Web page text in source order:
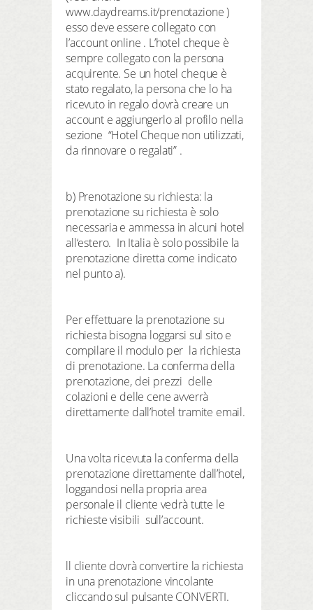
www.daydreams.it/prenotazione )
esso deve essere collegato con
l’account online . L’hotel cheque è
sempre collegato con la persona
acquirente. Se un hotel cheque è
stato regalato, la persona che lo ha
ricevuto in regalo dovrà creare un
account e aggiungerlo al profilo nella
sezione “Hotel Cheque non utilizzati,
da rinnovare o regalati” .
b) Prenotazione su richiesta: la
prenotazione su richiesta è solo
necessaria e ammessa in alcuni hotel
all‘estero. In Italia è solo possibile la
prenotazione diretta come indicato
nel punto a).
Per effettuare la prenotazione su
richiesta bisogna loggarsi sul sito e
compilare il modulo per la richiesta
di prenotazione. La conferma della
prenotazione, dei prezzi delle
colazioni e delle cene avverrà
direttamente dall’hotel tramite email.
Una volta ricevuta la conferma della
prenotazione direttamente dall’hotel,
loggandosi nella propria area
personale il cliente vedrà tutte le
richieste visibili sull’account.
ll cliente dovrà convertire la richiesta
in una prenotazione vincolante
cliccando sul pulsante CONVERTI.